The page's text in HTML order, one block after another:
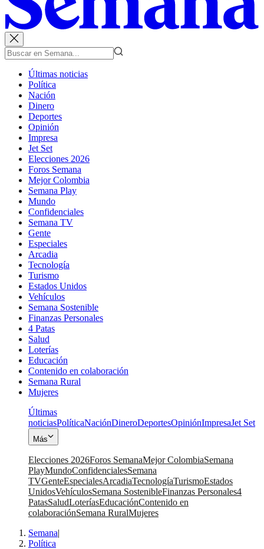
Últimas noticias
Política
Nación
Dinero
Deportes
Opinión
Impresa
Jet Set
Elecciones 2026
Foros Semana
Mejor Colombia
Semana Play
Mundo
Confidenciales
Semana TV
Gente
Especiales
Arcadia
Tecnología
Turismo
Estados Unidos
Vehículos
Semana Sostenible
Finanzas Personales
4 Patas
Salud
Loterías
Educación
Contenido en colaboración
Semana Rural
Mujeres
Últimas
noticiasPolíticaNaciónDineroDeportesOpiniónImpresaJet Set
Más
Elecciones 2026Foros SemanaMejor ColombiaSemana
PlayMundoConfidencialesSemana
TVGenteEspecialesArcadiaTecnologíaTurismoEstados
UnidosVehículosSemana SostenibleFinanzas Personales4
PatasSaludLoteríasEducaciónContenido en
colaboraciónSemana RuralMujeres
Semana|
Política